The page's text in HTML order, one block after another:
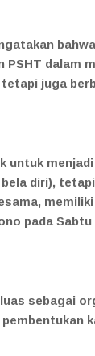
dalam
juga
untuk
diri),
pada Sabtu
sebagai